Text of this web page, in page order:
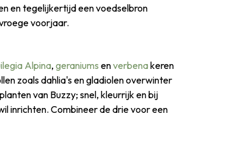
en tegelijkertijd een voedselbron
voorjaar.
Alpina, geraniums enverbenakeren
zoals dahlia's en gladiolen overwinter
van Buzzy; snel, kleurrijk en bij
inrichten. Combineer de drie voor een